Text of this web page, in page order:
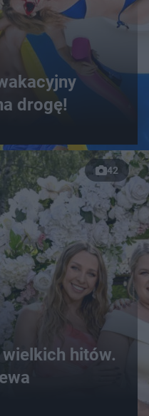
drogę!
42
hitów.